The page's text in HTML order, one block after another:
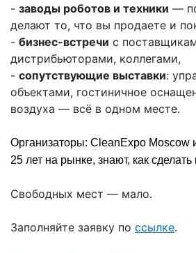
- заводы роботов и техники —
делают то, что вы продаете и
- бизнес-встречи с
дистрибьюторами, коллегами,
- сопутствующие выставки:
объектами, гостиничное
воздуха — всё в одном месте.
Организаторы: CleanExpo Moscow
25 лет на рынке, знают, как
Свободных мест — мало.
Заполняйте заявку по ссылке.